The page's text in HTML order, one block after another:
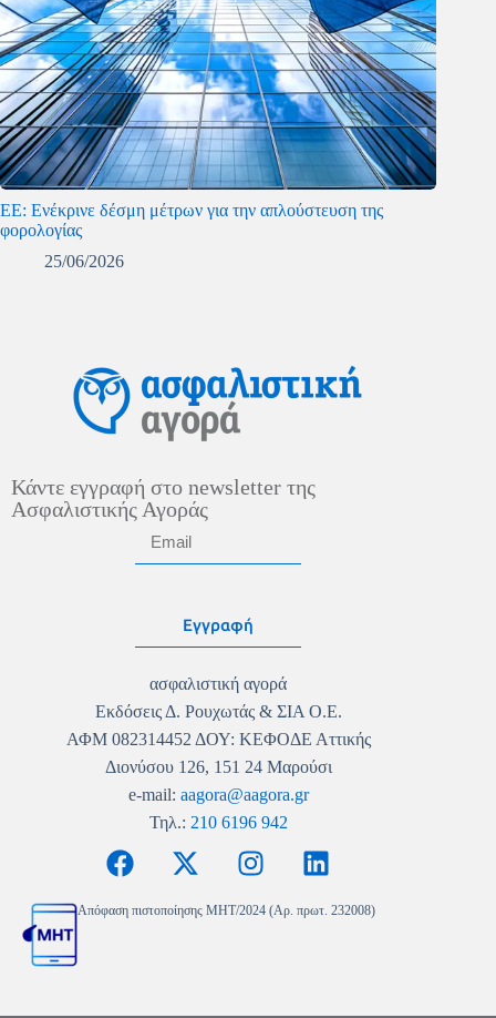
ΕΕ: Ενέκρινε δέσμη μέτρων για την απλούστευση της
φορολογίας
25/06/2026
Κάντε εγγραφή στο newsletter της
Ασφαλιστικής Αγοράς
Εγγραφή
ασφαλιστική αγορά
Εκδόσεις Δ. Ρουχωτάς & ΣΙΑ Ο.Ε.
ΑΦΜ 082314452 ΔΟΥ: ΚΕΦΟΔΕ Αττικής
Διονύσου 126, 151 24 Μαρούσι
e-mail: aagora@aagora.gr
Τηλ.: 210 6196 942
Απόφαση πιστοποίησης MHT/2024 (Αρ. πρωτ. 232008)